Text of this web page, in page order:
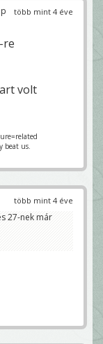
több mint 4 éve
re
volt
beat us.
több mint 4 éve
27-nek már